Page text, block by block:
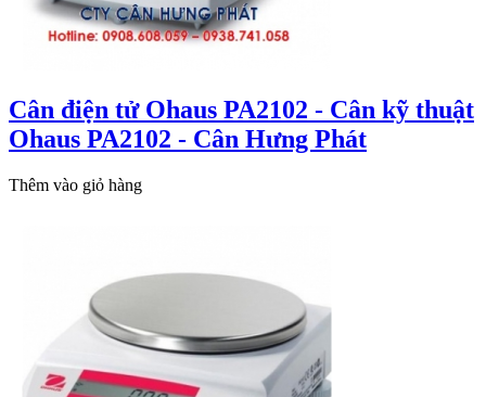
Cân điện tử Ohaus PA2102 - Cân kỹ thuật
Ohaus PA2102 - Cân Hưng Phát
Thêm vào giỏ hàng